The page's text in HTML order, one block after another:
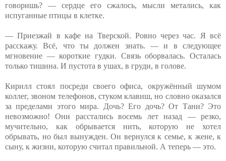
говоришь? — сердце его сжалось, мысли метались, как
испуганные птицы в клетке.
— Приезжай в кафе на Тверской. Ровно через час. Я всё
расскажу. Всё, что ты должен знать. — и в следующее
мгновение — короткие гудки. Связь оборвалась. Осталась
только тишина. И пустота в ушах, в груди, в голове.
Кирилл стоял посреди своего офиса, окружённый шумом
коллег, звоном телефонов, стуком клавиш, но словно оказался
за пределами этого мира. Дочь? Его дочь? От Тани? Это
невозможно! Они расстались восемь лет назад — резко,
мучительно, как обрывается нить, которую не хотел
обрывать, но был вынужден. Он вернулся к семье, к жене, к
сыну, к жизни, которую считал правильной. А теперь — это.